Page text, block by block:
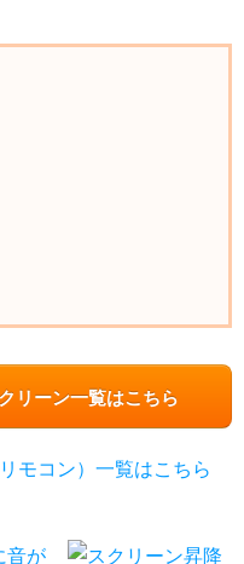
リーン一覧はこちら
モコン）一覧はこちら